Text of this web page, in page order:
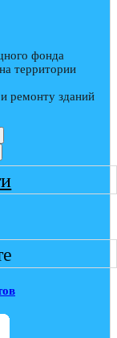
фонда
территории
ремонту зданий